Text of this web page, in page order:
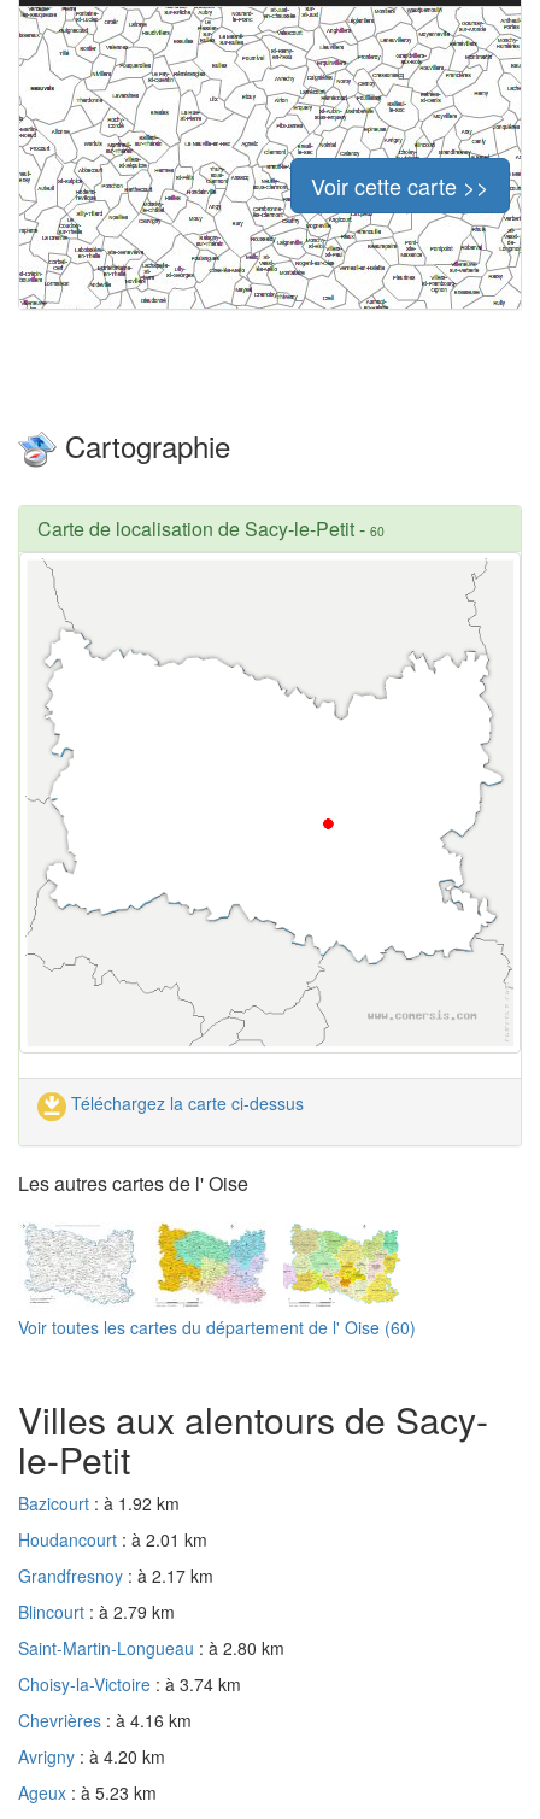
Voir cette carte >>
Cartographie
Carte de localisation de Sacy-le-Petit- 60
Téléchargez la carte ci-dessus
Les autres cartes de l' Oise
Voir toutes les cartes du département de l' Oise (60)
Villes aux alentours de Sacy-
le-Petit
Bazicourt : à 1.92 km
Houdancourt : à 2.01 km
Grandfresnoy : à 2.17 km
Blincourt : à 2.79 km
Saint-Martin-Longueau : à 2.80 km
Choisy-la-Victoire : à 3.74 km
Chevrières : à 4.16 km
Avrigny : à 4.20 km
Ageux : à 5.23 km